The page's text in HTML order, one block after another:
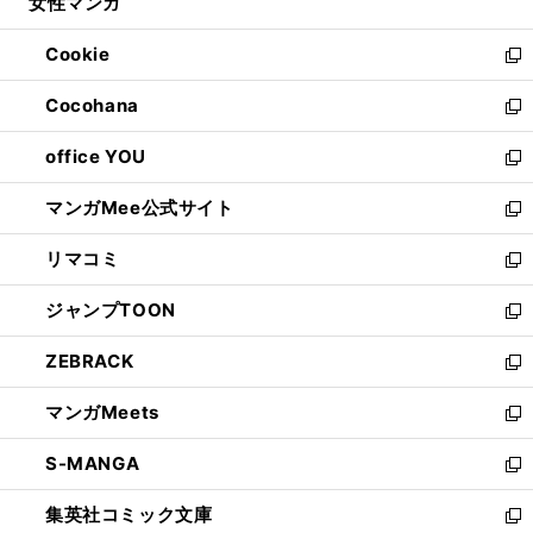
開
く
ウ
で
開
く
ン
ド
ウ
で
開
く
ウ
ィ
ン
ド
ウ
で
開
く
Cookie
新
し
い
ウ
ィ
ン
ド
ウ
で
開
く
Cocohana
新
し
い
ウ
ィ
ン
ド
ウ
で
開
く
office YOU
新
し
い
ウ
ィ
ン
ド
ウ
で
開
く
マンガMee公式サイト
新
し
い
ウ
ィ
ン
ド
ウ
で
開
く
リマコミ
新
し
い
ウ
ィ
ン
ド
ウ
で
開
く
ジャンプTOON
新
し
い
ウ
ィ
ン
ド
ウ
で
ZEBRACK
新
し
い
ウ
ィ
ン
ド
マンガMeets
新
し
い
ウ
ィ
S-MANGA
新
し
い
集英社コミック文庫 新